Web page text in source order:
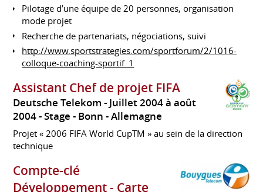
Pilotage d’une équipe de 20 personnes, organisation
mode projet
Recherche de partenariats, négociations, suivi
http://www.sportstrategies.com/sportforum/2/1016-
colloque-coaching-sportif_1
Assistant Chef de projet FIFA
Deutsche Telekom
Juillet 2004 à août
2004 Stage Bonn Allemagne
Projet « 2006 FIFA World CupTM » au sein de la direction
technique
Compte-clé
Développement - Carte